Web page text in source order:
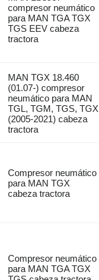
compresor neumático
para MAN TGA TGX
TGS EEV cabeza
tractora
MAN TGX 18.460
(01.07-) compresor
neumático para MAN
TGL, TGM, TGS, TGX
(2005-2021) cabeza
tractora
Compresor neumático
para MAN TGX
cabeza tractora
Compresor neumático
para MAN TGA TGX